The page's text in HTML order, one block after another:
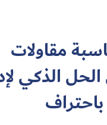
مقاولات
الذكي